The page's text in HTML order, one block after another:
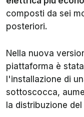
composti da sei
posteriori.
Nella nuova
piattaforma è
l'installazione di
sottoscocca,
la distribuzione